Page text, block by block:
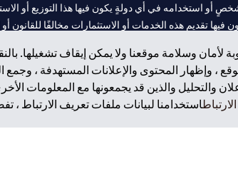
لأمان وسلامة موقعنا ولا يمكن إيقاف تشغيلها.
، وإظهار المحتوى والإعلانات المستهدفة ، وجمع
والتحليل والذين قد يجمعونها مع المعلومات
استخدامنا لبيانات ملفات تعريف الارتباط ،
استخدامه في أي دولةٍ يكون فيها هذا التوزيع أو
تقديم هذه الخدمات أو الاستثمارات مخالفًا للقانون أو
دبي، و
المركزي كفرع لبنك أجنبي.